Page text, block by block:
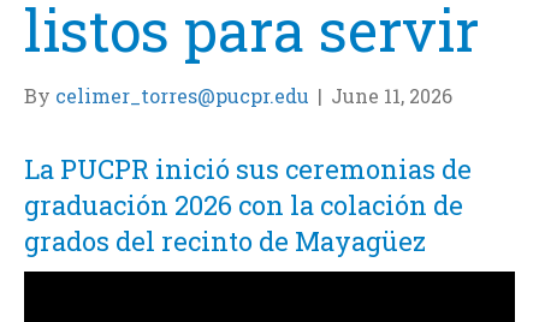
listos para servir
By celimer_torres@pucpr.edu | June 11, 2026
La PUCPR inició sus ceremonias de
graduación 2026 con la colación de
grados del recinto de Mayagüez